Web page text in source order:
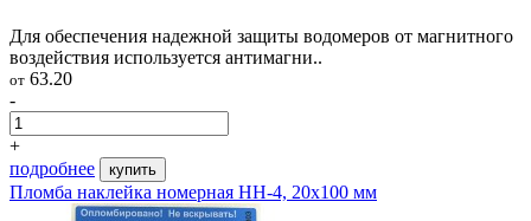
Для обеспечения надежной защиты водомеров от магнитного
воздействия используется антимагни..
от 63.20
-
+
подробнее
купить
Пломба наклейка номерная НН-4, 20x100 мм